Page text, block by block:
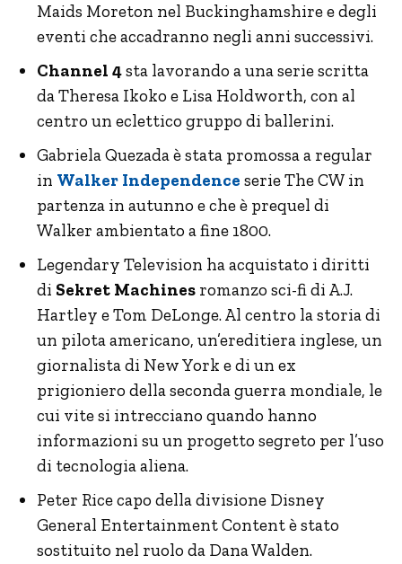
Maids Moreton nel Buckinghamshire e degli
eventi che accadranno negli anni successivi.
Channel 4sta lavorando a una serie scritta
da Theresa Ikoko e Lisa Holdworth, con al
centro un eclettico gruppo di ballerini.
Gabriela Quezada è stata promossa a regular
in Walker Independence serie The CW in
partenza in autunno e che è prequel di
Walker ambientato a fine 1800.
Legendary Television ha acquistato i diritti
di Sekret Machines romanzo sci-fi di A.J.
Hartley e Tom DeLonge. Al centro la storia di
un pilota americano, un’ereditiera inglese, un
giornalista di New York e di un ex
prigioniero della seconda guerra mondiale, le
cui vite si intrecciano quando hanno
informazioni su un progetto segreto per l’uso
di tecnologia aliena.
Peter Rice capo della divisione Disney
General Entertainment Content è stato
sostituito nel ruolo da Dana Walden.